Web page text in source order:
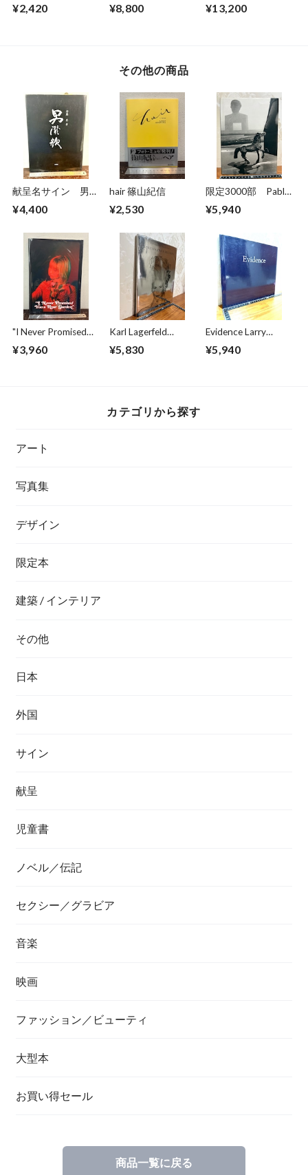
¥2,420
1989-2014
¥8,800
Photographs 1966-
¥13,200
その他の商品
献呈名サイン 男讃
¥4,400
hair 篠山紀信
¥2,530
限定3000部 Pablo
The Last City
¥5,940
"I Never Promised
CHLOE SHEPPARD
¥3,960
Karl Lagerfeld
VISIONS AND A
¥5,830
Evidence Larry
¥5,940
カテゴリから探す
アート
写真集
デザイン
限定本
建築 / インテリア
その他
日本
外国
サイン
献呈
児童書
ノベル／伝記
セクシー／グラビア
音楽
映画
ファッション／ビューティ
大型本
お買い得セール
商品一覧に戻る